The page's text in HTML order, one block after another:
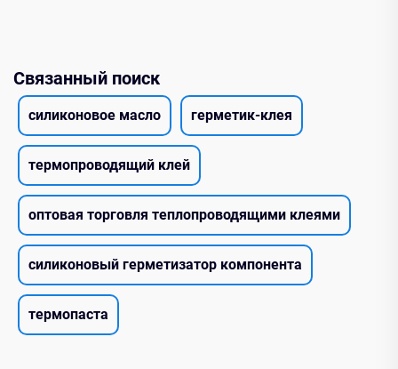
Связанный поиск
силиконовое масло герметик-клея
термопроводящий клей
оптовая торговля теплопроводящими клеями
силиконовый герметизатор компонента
термопаста